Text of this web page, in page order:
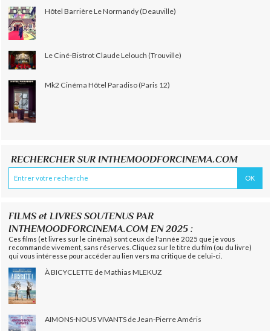
Hôtel Barrière Le Normandy (Deauville)
Le Ciné-Bistrot Claude Lelouch (Trouville)
Mk2 Cinéma Hôtel Paradiso (Paris 12)
RECHERCHER SUR INTHEMOODFORCINEMA.COM
FILMS et LIVRES SOUTENUS PAR
INTHEMOODFORCINEMA.COM EN 2025 :
Ces films (et livres sur le cinéma) sont ceux de l'année 2025 que je vous
recommande vivement, sans réserves. Cliquez sur le titre du film (ou du livre)
qui vous intéresse pour accéder au lien vers ma critique de celui-ci.
À BICYCLETTE de Mathias MLEKUZ
AIMONS-NOUS VIVANTS de Jean-Pierre Améris